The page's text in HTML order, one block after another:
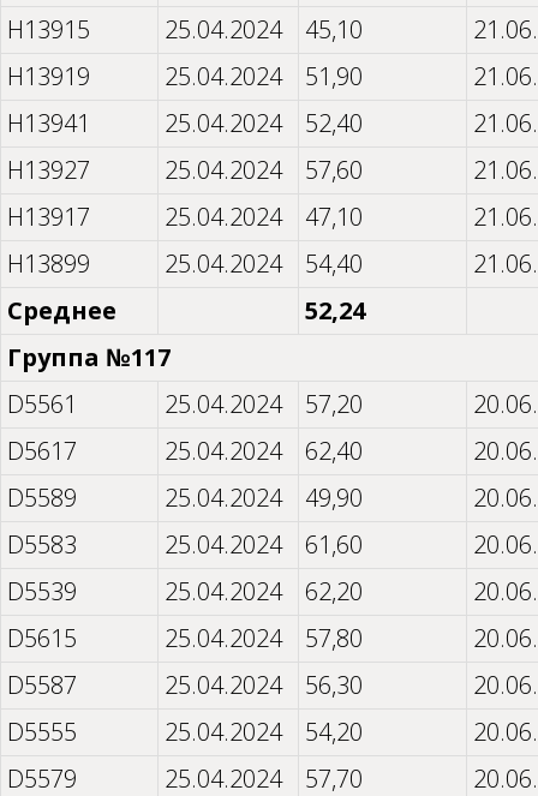
H13915
25.04.2024 45,10
H13919
25.04.2024 51,90
H13941
25.04.2024 52,40
H13927
25.04.2024 57,60
H13917
25.04.2024 47,10
H13899
25.04.2024 54,40
Среднее
52,24
Группа №117
D5561
25.04.2024 57,20
D5617
25.04.2024 62,40
D5589
25.04.2024 49,90
D5583
25.04.2024 61,60
D5539
25.04.2024 62,20
D5615
25.04.2024 57,80
D5587
25.04.2024 56,30
D5555
25.04.2024 54,20
D5579
25.04.2024 57,70